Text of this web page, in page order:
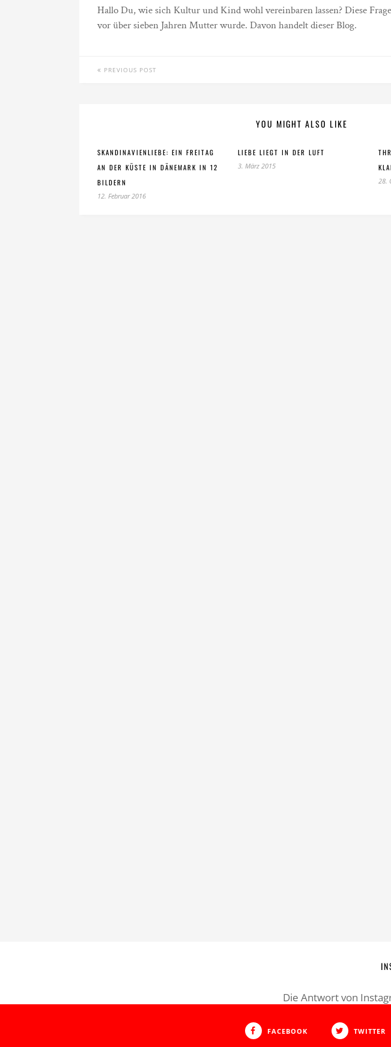
Hallo Du, wie sich Kultur und Kind wohl vereinbaren lassen? Diese
vor über sieben Jahren Mutter wurde. Davon handelt dieser Blog.
PREVIOUS POST
YOU MIGHT ALSO LIKE
SKANDINAVIENLIEBE: EIN FREITAG
AN DER KÜSTE IN DÄNEMARK IN 12
BILDERN
12. Februar 2016
LIEBE LIEGT IN DER LUFT
3. März 2015
28.
Die Antwort von
FACEBOOK TWITTER